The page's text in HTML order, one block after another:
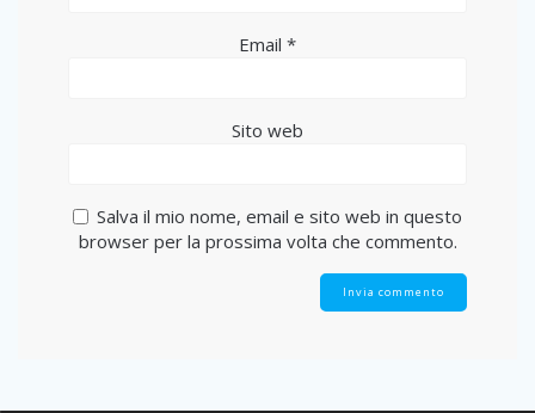
Email *
Sito web
Salva il mio nome, email e sito web in questo
browser per la prossima volta che commento.